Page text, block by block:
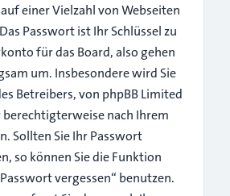
einer Vielzahl von Webseiten
Passwort ist Ihr Schlüssel zu
für das Board, also gehen
um. Insbesondere wird Sie
Betreibers, von phpBB Limited
nach Ihrem
Sollten Sie Ihr Passwort
so können Sie die Funktion
vergessen“ benutzen.